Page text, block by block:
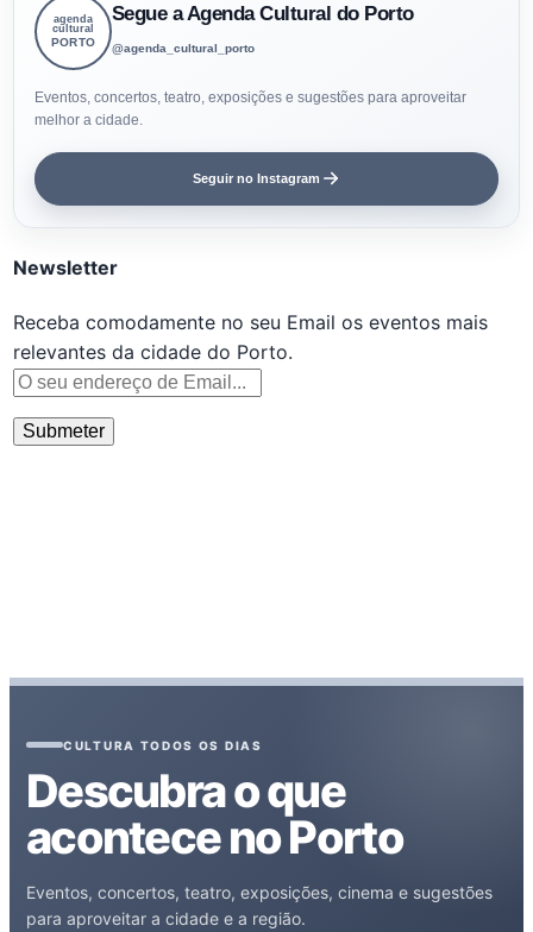
agenda
cultural
PORTO
Segue a Agenda Cultural do Porto
@agenda_cultural_porto
Eventos, concertos, teatro, exposições e sugestões para aproveitar
melhor a cidade.
Seguir no Instagram
Newsletter
Receba comodamente no seu Email os eventos mais
relevantes da cidade do Porto.
CULTURA TODOS OS DIAS
Descubra o que
acontece no Porto
Eventos, concertos, teatro, exposições, cinema e sugestões
para aproveitar a cidade e a região.